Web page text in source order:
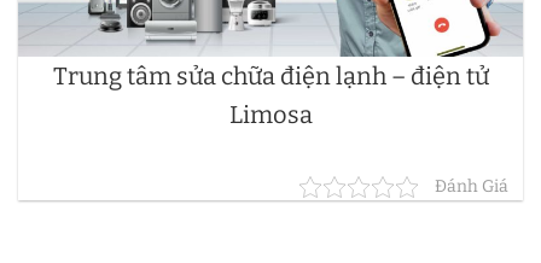
Trung tâm sửa chữa điện lạnh – điện tử
Limosa
Đánh Giá